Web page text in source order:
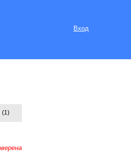
Вход
(1)